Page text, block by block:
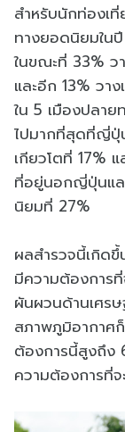
สำหรับนักท่องเ
ทางยอดนิยมใน
ในขณะที่ 33% ว
และอีก 13% วา
ใน 5 เมืองปลา
ไปมากที่สุดที่ญี่ปุ่
เกียวโตที่ 17%
ที่อยู่นอกญี่ปุ่นแล
นิยมที่ 27%
ผลสำรวจนี้เกิด
มีความต้องการ
ผันผวนด้านเศร
สภาพภูมิอากาศ
ต้องการนี้สูงถึง
ความต้องการที่